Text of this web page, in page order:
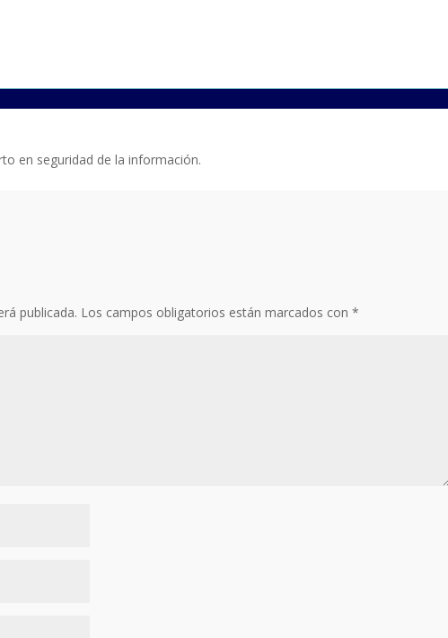
en seguridad de la información.
publicada. Los campos obligatorios están marcados con*